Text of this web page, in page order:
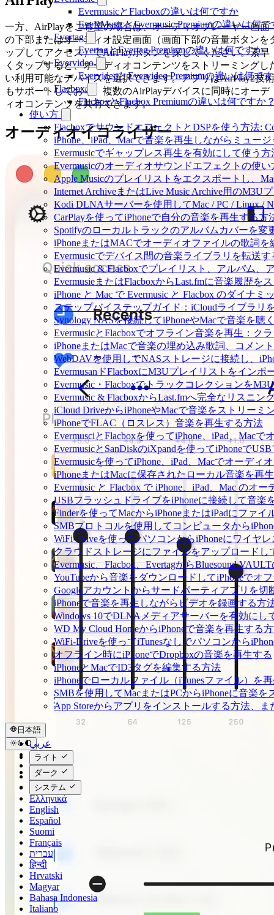
EvermusicとFlacboxの違いは何ですか
EveRMusicとEvermusic Premiumの違いは何で
Evertag
EvertagとEvertag Premiumの違いは何ですか
Evervideo
EvervideoとEvervideo Premiumの違いは何で
Flacbox
FlacboxとFlacbox Premiumの違いは何ですか
使い方
FlacboxでサウンドエフェクトとDSPを使う方法:
iPhone、iPad、Macで音楽を再生しながらミュー
Evermusicでギャップレス再生を有効にして使う方
Evermusicのオーディオサウンドエフェクトの使
Apple Musicのプレイリストをエクスポートし、
Internet ArchiveまたはLive Music Archive用のM3U
Kodi DLNAサーバーを使用してMac / PC / Linux /
CarPlayを使ってiPhoneで自分の音楽を再生する方
Spotifyのローカルトラックのアルバムカバーを
iPhoneまたはMACでオーディオファイルの歌詞を
Evermusicでデバイス間の音楽ライブラリを転送
Evermusic & Flacboxでプレイリスト、アルバム
EvermusieまたはFlacboxからLast.fmに音楽履歴を
iPhone と Mac で Evermusic と Flacbox のダイナ
ステップバイステップガイド：iCloudライブラリ
Synology NASを接続してiPhoneやMacで音楽を聴
EvermusicとFlacboxでオフライン音楽を再生：ク
iPhoneまたはMacで音楽の埋め込み歌詞、コメン
WebDAVを使用してNASストレージに接続し、
EvermusanドFlacboxにM3Uプレイリストをインポ
Evermusic・Flacboxでトラックコレクションを
Evermusic & FlacboxからLast.fmへ完全なリスニン
iCloud DriveからiPhoneやMacで音楽をストリーミ
iPhoneでFLAC（ロスレス）音楽を再生する方法
EvermusciとFlacboxを使ってiPhone、iPad、Mac
EvermusicとSanDiskのiXpandを使ってiPhoneで
Evermusicを使ってiPhone、iPad、Macでオーディ
iPhoneまたはMacに保存されたローカル音楽を再
Evermusic と Flacbox で iPhone、iPad、Mac のオ
USBフラッシュドライブをiPhoneに接続して音楽
Finderを使ってMacからiPhoneまたはiPadにファイ
SMBプロトコルを使用してコンピュータから
WiFi-Driveを使ってパソコンからiPhoneにワイヤ
クラウドストレージにファイルをアップロードし
Evermusic、Flacbox、EvertagからBluesound
YouTubeから音楽をダウンロードしてiPhoneでオ
Googleアカウントからサードパーティアプリを切
iPhoneで音楽を再生しながらビデオを録画する方
Windows 10でDLNAメディアサーバーを有効にし
WD My Cloud HomeからiPhoneで音楽を再生する
WiFi-Driveを使ってiTunesなしでパソコンから
オフライン時にiPhoneでDropboxの音楽を再生する
iPhoneとMacでID3タグを編集する方法
iPhoneでローカルファイル（iTunesファイル）を
SMBを使用してMacまたはPCからiPhoneに音楽を
App Storeからアプリをインストールする方法、
日本語
عربي
Català
Čeština
Dansk
Deutsch
Ελληνικά
English
Español
Suomi
Français
עברית
हिन्दी
Hrvatski
Magyar
Bahasa Indonesia
Italiano
ライト
ダーク
システム
一方、AirPlayをご希望の場合は、オーディオプレーヤー画面
の下部またはオーディオ設定画面（画面下部の音量ボタンを
ップしてアクセス）でAirPlayボタンを探してください。素早
くタップすると、オーディオコンテンツをストリーミングし
い利用可能なデバイスを選択できます。アプリはAirPlay2技術
もサポートしており、複数のAirPlayデバイスに同時にオーデ
ィオコンテンツを共有できます。
オーディオイコライザー